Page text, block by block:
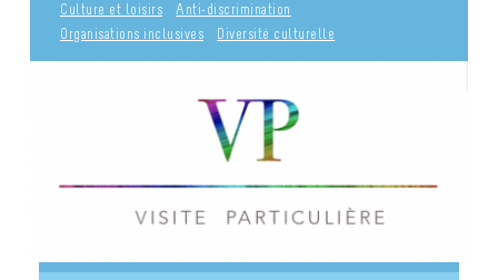
Culture et loisirs
Anti-discrimination
Organisations inclusives
Diversité culturelle